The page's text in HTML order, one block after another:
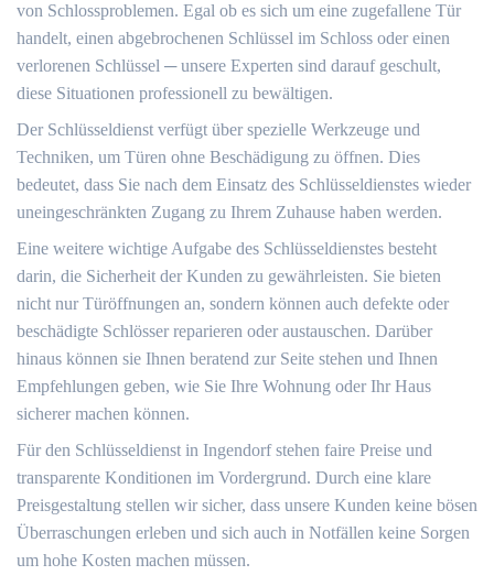
von Schlossproblemen.​ Egal ob es sich um eine zugefallene Tür
handelt, einen abgebrochenen Schlüssel im Schloss oder einen
verlorenen Schlüssel ─ unsere Experten sind darauf geschult,
diese Situationen professionell zu bewältigen.​
Der Schlüsseldienst verfügt über spezielle Werkzeuge und
Techniken, um Türen ohne Beschädigung zu öffnen.​ Dies
bedeutet, dass Sie nach dem Einsatz des Schlüsseldienstes wieder
uneingeschränkten Zugang zu Ihrem Zuhause haben werden.​
Eine weitere wichtige Aufgabe des Schlüsseldienstes besteht
darin, die Sicherheit der Kunden zu gewährleisten.​ Sie bieten
nicht nur Türöffnungen an, sondern können auch defekte oder
beschädigte Schlösser reparieren oder austauschen.​ Darüber
hinaus können sie Ihnen beratend zur Seite stehen und Ihnen
Empfehlungen geben, wie Sie Ihre Wohnung oder Ihr Haus
sicherer machen können.​
Für den Schlüsseldienst in Ingendorf stehen faire Preise und
transparente Konditionen im Vordergrund.​ Durch eine klare
Preisgestaltung stellen wir sicher, dass unsere Kunden keine bösen
Überraschungen erleben und sich auch in Notfällen keine Sorgen
um hohe Kosten machen müssen.​